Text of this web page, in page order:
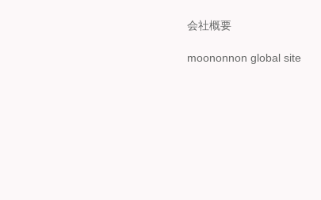
会社概要
moononnon global site